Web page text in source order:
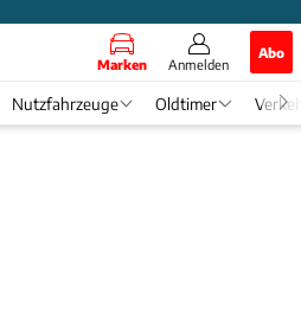
Marken Anmelden
Abo
Nutzfahrzeuge Oldtimer Verkehr